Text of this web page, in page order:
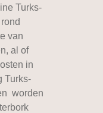
Turks-
van
al of
in
Turks-
worden